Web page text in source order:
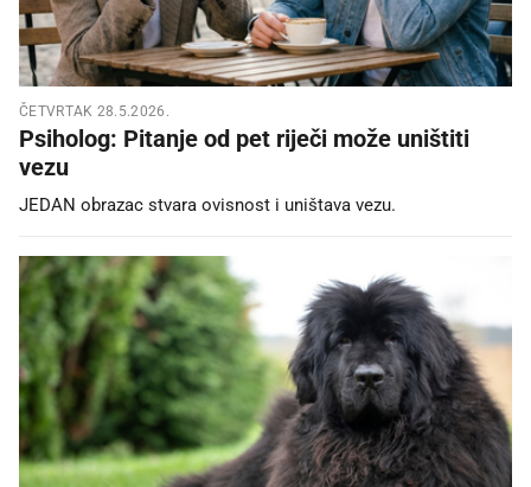
ČETVRTAK 28.5.2026.
Psiholog: Pitanje od pet riječi može uništiti
vezu
JEDAN obrazac stvara ovisnost i uništava vezu.